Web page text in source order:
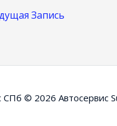
Запись
СПб © 2026 Автосервис